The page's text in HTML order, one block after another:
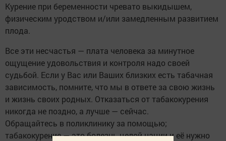
Курение при беременности чревато выкидышем,
физическим уродством и/или замедленным развитием
плода.
Все эти несчастья — плата человека за минутное
ощущение удовольствия и контроля надо своей
судьбой. Если у Вас или Ваших близких есть табачная
зависимость, помните, что мы в ответе за свою жизнь
и жизнь своих родных. Отказаться от табакокурения
никогда не поздно, а лучше — сейчас.
Обращайтесь в поликлинику за помощью;
табакокурение — это болезнь целой нации и её нужно